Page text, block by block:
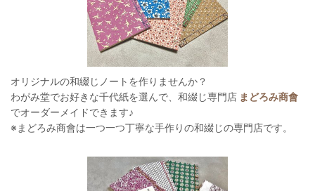
オリジナルの和綴じノートを作りませんか？
わがみ堂でお好きな千代紙を選んで、和綴じ専門店 まどろみ商會
でオーダーメイドできます♪
※まどろみ商會は一つ一つ丁寧な手作りの和綴じの専門店です。